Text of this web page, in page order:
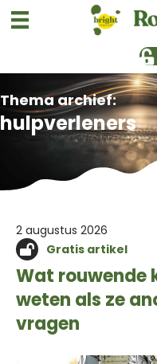
Thema archief:
hulpverleners
2 augustus 2026
Gratis artikel
Wat rouwende
weten als ze
vragen